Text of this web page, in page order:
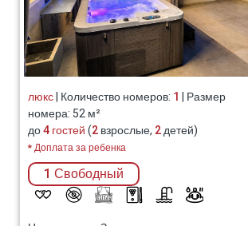
люкс| Количество номеров: 1 | Размер
номера: 52 м²
до4 гостей(2взрослые, 2детей)
* Доплата за ребенка
1 Свободный